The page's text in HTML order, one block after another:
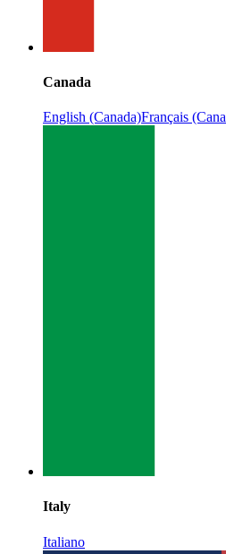
Canada
English (Canada)Français
Italy
Italiano